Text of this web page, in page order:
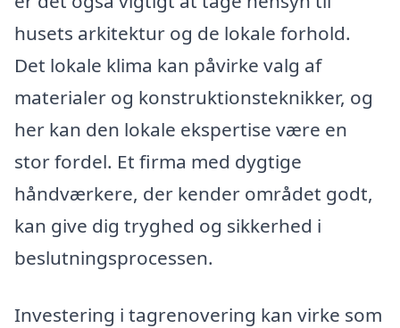
husets arkitektur og de lokale forhold.
Det lokale klima kan påvirke valg af
materialer og konstruktionsteknikker, og
her kan den lokale ekspertise være en
stor fordel. Et firma med dygtige
håndværkere, der kender området godt,
kan give dig tryghed og sikkerhed i
beslutningsprocessen.
Investering i tagrenovering kan virke som